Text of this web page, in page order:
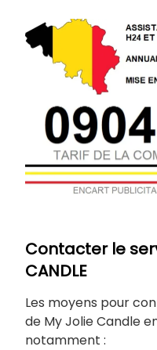
Contacter le
CANDLE
Les moyens pour
de My Jolie Candle
notamment :